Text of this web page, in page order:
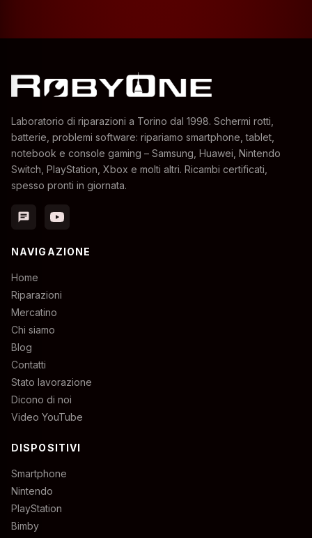
Laboratorio di riparazioni a Torino dal 1998. Schermi rotti,
batterie, problemi software: ripariamo smartphone, tablet,
notebook e console gaming – Samsung, Huawei, Nintendo
Switch, PlayStation, Xbox e molti altri. Ricambi certificati,
spesso pronti in giornata.
chat
NAVIGAZIONE
Home
Riparazioni
Mercatino
Chi siamo
Blog
Contatti
Stato lavorazione
Dicono di noi
Video YouTube
DISPOSITIVI
Smartphone
Nintendo
PlayStation
Bimby